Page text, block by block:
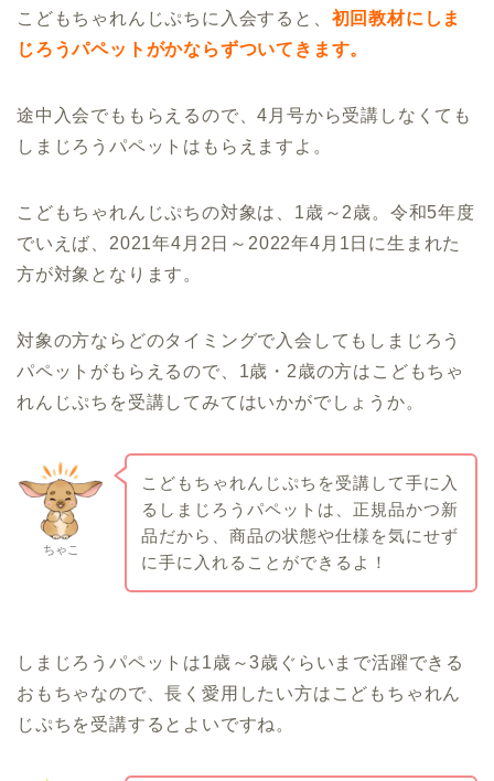
こどもちゃれんじぷちに入会すると、 初回教材にしま
じろうパペットがかならずついてきます。
途中入会でももらえるので、4月号から受講しなくても
しまじろうパペットはもらえますよ。
こどもちゃれんじぷちの対象は、1歳～2歳。令和5年度
でいえば、2021年4月2日～2022年4月1日に生まれた
方が対象となります。
対象の方ならどのタイミングで入会してもしまじろう
パペットがもらえるので、1歳・2歳の方はこどもちゃ
れんじぷちを受講してみてはいかがでしょうか。
ちゃこ
こどもちゃれんじぷちを受講して手に入
るしまじろうパペットは、正規品かつ新
品だから、商品の状態や仕様を気にせず
に手に入れることができるよ！
しまじろうパペットは1歳～3歳ぐらいまで活躍できる
おもちゃなので、長く愛用したい方はこどもちゃれん
じぷちを受講するとよいですね。